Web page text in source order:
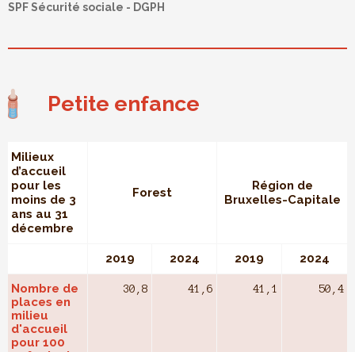
SPF Sécurité sociale - DGPH
Petite enfance
Milieux
d’accueil
pour les
moins de 3
ans au 31
décembre
Forest
Région de
Bruxelles-Capitale
2019 2024 2019 2024
Nombre de
places en
milieu
d'accueil
pour 100
30,8 41,6 41,1 50,4